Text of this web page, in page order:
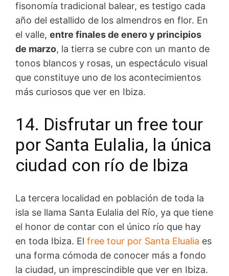
fisonomía tradicional balear, es testigo cada
año del estallido de los almendros en flor. En
el valle, entre finales de enero y principios
de marzo, la tierra se cubre con un manto de
tonos blancos y rosas, un espectáculo visual
que constituye uno de los acontecimientos
más curiosos que ver en Ibiza.
14. Disfrutar un free tour
por Santa Eulalia, la única
ciudad con río de Ibiza
La tercera localidad en población de toda la
isla se llama Santa Eulalia del Río, ya que tiene
el honor de contar con el único río que hay
en toda Ibiza. El free tour por Santa Elualia es
una forma cómoda de conocer más a fondo
la ciudad, un imprescindible que ver en Ibiza.